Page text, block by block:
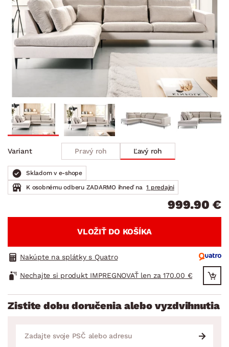
Variant Pravý roh Ľavý roh
Skladom v e-shope
K osobnému odberu ZADARMO ihneď na 1 predajni
999.90 €
VLOŽIŤ DO KOŠÍKA
Nakúpte na splátky s Quatro
Nechajte si produkt IMPREGNOVAŤ len za 170.00 €
Zistite dobu doručenia alebo vyzdvihnutia